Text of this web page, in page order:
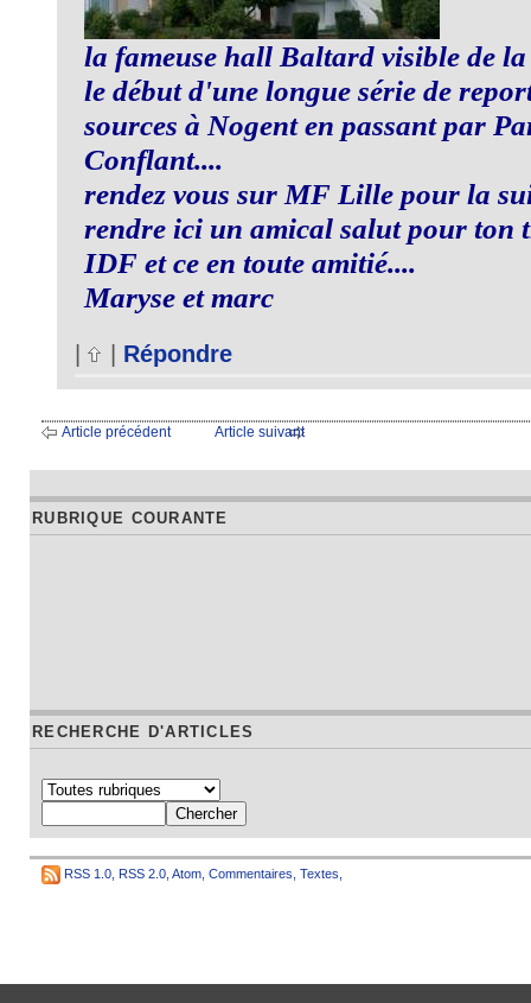
la fameuse hall Baltard visible de
le début d'une longue série de
sources à Nogent en passant par
Conflant....
rendez vous sur MF Lille pour la
rendre ici un amical salut pour ton
IDF et ce en toute amitié....
Maryse et marc
| | Répondre
Article précédent Article suivant
RUBRIQUE COURANTE
RECHERCHE D'ARTICLES
RSS 1.0 RSS 2.0 Atom Commentaires Textes